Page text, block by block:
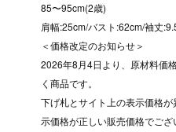
85〜95cm(2歳)
肩幅:25cm/バスト:62cm/袖丈
＜価格改定のお知らせ＞
2026年8月4日より、原材料価
く商品です。
下げ札とサイト上の表示価格
示価格が正しい販売価格でござ